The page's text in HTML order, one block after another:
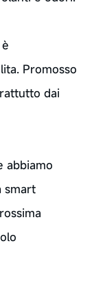
Promosso
dai
abbiamo
smart